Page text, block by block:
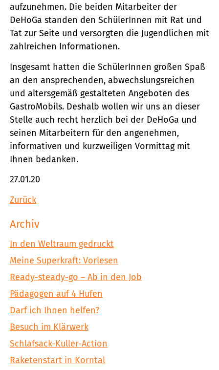
aufzunehmen. Die beiden Mitarbeiter der
DeHoGa standen den SchülerInnen mit Rat und
Tat zur Seite und versorgten die Jugendlichen mit
zahlreichen Informationen.
Insgesamt hatten die SchülerInnen großen Spaß
an den ansprechenden, abwechslungsreichen
und altersgemäß gestalteten Angeboten des
GastroMobils. Deshalb wollen wir uns an dieser
Stelle auch recht herzlich bei der DeHoGa und
seinen Mitarbeitern für den angenehmen,
informativen und kurzweiligen Vormittag mit
Ihnen bedanken.
27.01.20
Zurück
Archiv
In den Weltraum gedruckt
Meine Superkraft: Vorlesen
Ready-steady-go – Ab in den Job
Pädagogen auf 4 Hufen
Darf ich Ihnen helfen?
Besuch im Klärwerk
Schlafsack-Kuller-Action
Raketenstart in Korntal